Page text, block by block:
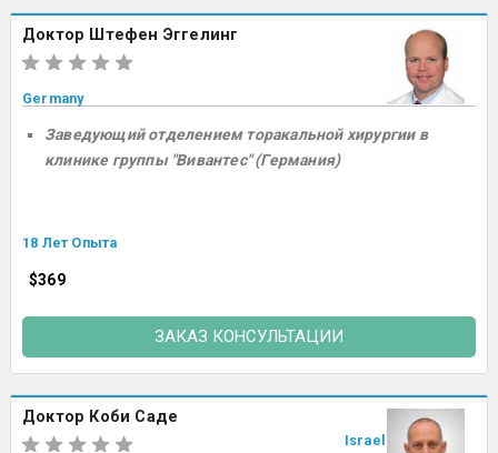
Доктор Штефен Эггелинг
Germany
Заведующий отделением торакальной хирургии в
клинике группы "Вивантес" (Германия)
18 Лет Опыта
$369
ЗАКАЗ КОНСУЛЬТАЦИИ
Доктор Коби Саде
Israel